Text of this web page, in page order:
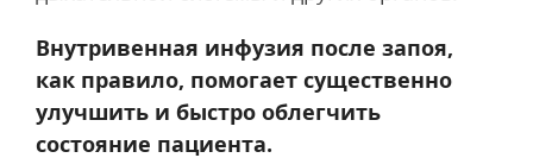
Внутривенная инфузия после запоя,
как правило, помогает существенно
улучшить и быстро облегчить
состояние пациента.